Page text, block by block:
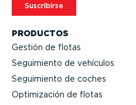
PRODUCTOS
Gestión de flotas
Seguimiento de vehículos
Seguimiento de coches
Optimi­zación de flotas
Suscribirse